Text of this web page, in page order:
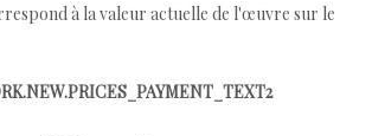
à la valeur actuelle de l'œuvre sur le